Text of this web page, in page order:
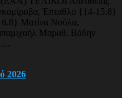
Έπταθλο {14-15.8}
Ματίνα Νούλα,
Μαραθ. Βάδην
2026